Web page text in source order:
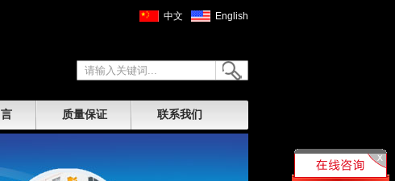
中文 English
质量保证 联系我们